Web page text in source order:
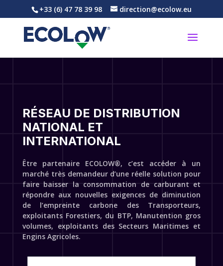
+33 (6) 47 78 39 98 direction@ecolow.eu
RÉSEAU DE DISTRIBUTION
NATIONAL ET
INTERNATIONAL
Être partenaire ECOLOW®, c’est accéder à un
marché très demandeur d’une réelle solution pour
faire baisser la consommation de carburant et
répondre aux nouvelles exigences de diminution
de l’empreinte carbone des Transporteurs,
exploitants Forestiers, du BTP, Manutention gros
volumes, exploitants des Secteurs Maritimes et
Engins Agricoles.